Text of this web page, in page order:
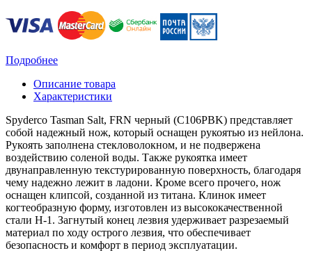
Подробнее
Описание товара
Характеристики
Spyderco Tasman Salt, FRN черный (C106PBK) представляет
собой надежный нож, который оснащен рукоятью из нейлона.
Рукоять заполнена стекловолокном, и не подвержена
воздействию соленой воды. Также рукоятка имеет
двунаправленную текстурированную поверхность, благодаря
чему надежно лежит в ладони. Кроме всего прочего, нож
оснащен клипсой, созданной из титана. Клинок имеет
когтеобразную форму, изготовлен из высококачественной
стали H-1. Загнутый конец лезвия удерживает разрезаемый
материал по ходу острого лезвия, что обеспечивает
безопасность и комфорт в период эксплуатации.